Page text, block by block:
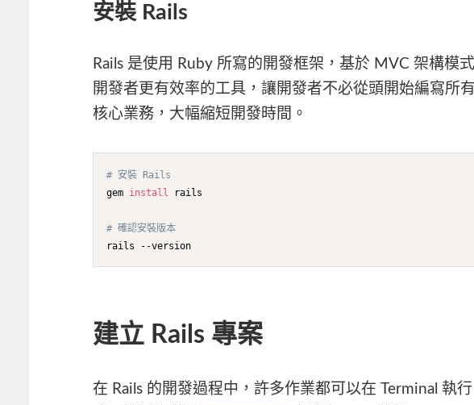
安裝 Rails
Rails 是使用 Ruby 所寫的開發框架，基於 MVC 架構模
開發者更有效率的工具，讓開發者不必從頭開始編寫所
核心業務，大幅縮短開發時間。
# 安裝 Rails
gem install rails
# 確認安裝版本
rails --version
建立 Rails 專案
在 Rails 的開發過程中，許多作業都可以在 Terminal 執